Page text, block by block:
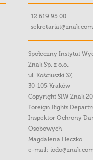
12 619 95 00
Społeczny Instytut
Znak Sp. z o.o.,
ul. Kościuszki 37,
30-105 Kraków
Copyright SIW Znak
Foreign Rights
Inspektor Ochrony
Osobowych
Magdalena Heczko
e-mail: